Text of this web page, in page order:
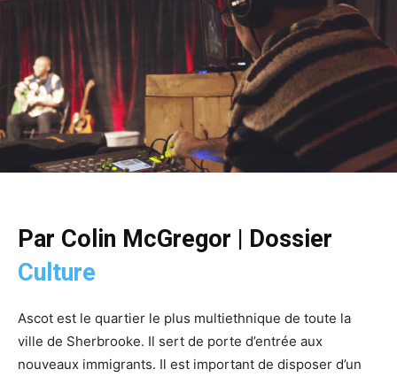
Par Colin McGregor | Dossier
Culture
Ascot est le quartier le plus multiethnique de toute la
ville de Sherbrooke. Il sert de porte d’entrée aux
nouveaux immigrants. Il est important de disposer d’un